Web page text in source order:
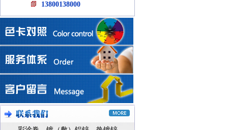
13800138000